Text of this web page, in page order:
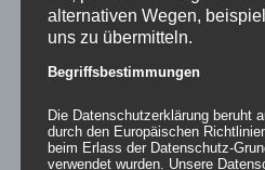
(in § 20 Abs. 1 Satz 2 VereinsG)
2 und Absatz 2. Eine
Strafvorschrift des § 20 Abs. 1
Grundsatz „Keine Strafe ohne
StGB).
alternativen Wegen,
uns zu übermitteln.
Begriffsbestimmungen
Die Datenschutzerklärung beruht
durch den Europäischen
beim Erlass der Datenschutz-
verwendet wurden. Unsere